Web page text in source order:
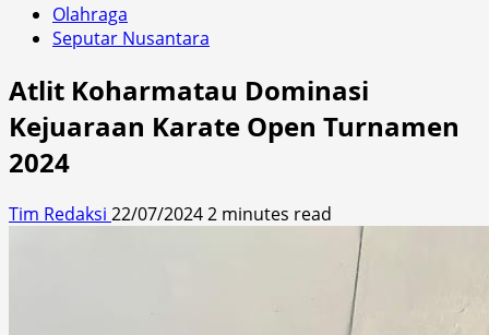
Olahraga
Seputar Nusantara
Atlit Koharmatau Dominasi
Kejuaraan Karate Open Turnamen
2024
Tim Redaksi 22/07/20242 minutes read